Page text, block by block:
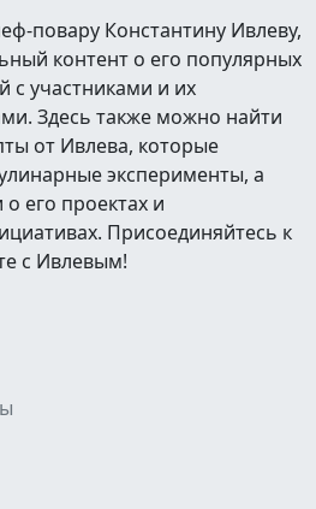
повару Константину Ивлеву,
контент о его популярных
с участниками и их
Здесь также можно найти
от Ивлева, которые
эксперименты, а
его проектах и
Присоединяйтесь к
с Ивлевым!